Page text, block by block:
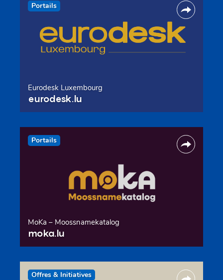
Portails
Eurodesk Luxembourg
eurodesk.lu
Portails
MoKa – Moossnamekatalog
moka.lu
Offres & Initiatives